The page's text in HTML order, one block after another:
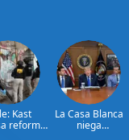
Kast
reforma
La Casa Blanca
niega